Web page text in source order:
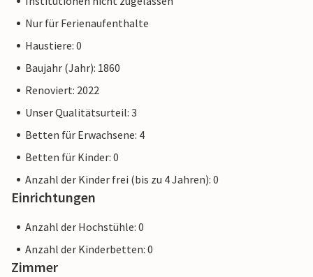
Nur für Ferienaufenthalte
Haustiere: 0
Baujahr (Jahr): 1860
Renoviert: 2022
Unser Qualitätsurteil: 3
Betten für Erwachsene: 4
Betten für Kinder: 0
Anzahl der Kinder frei (bis zu 4 Jahren): 0
Einrichtungen
Anzahl der Hochstühle: 0
Anzahl der Kinderbetten: 0
Zimmer